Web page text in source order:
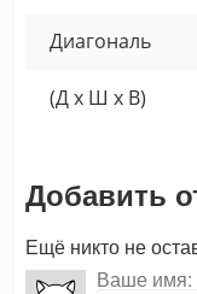
Диагональ
(Д x Ш x В)
Добавить
Ещё никто не
Ваше имя: